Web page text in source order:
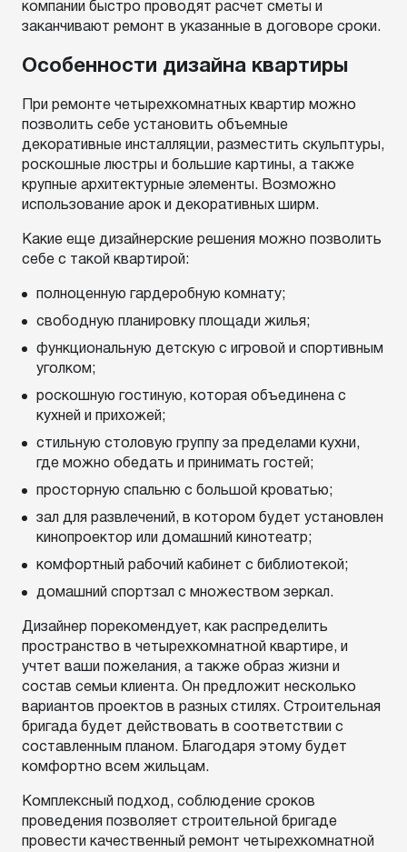
компании быстро проводят расчет сметы и
заканчивают ремонт в указанные в договоре сроки.
Особенности дизайна квартиры
При ремонте четырехкомнатных квартир можно
позволить себе установить объемные
декоративные инсталляции, разместить скульптуры,
роскошные люстры и большие картины, а также
крупные архитектурные элементы. Возможно
использование арок и декоративных ширм.
Какие еще дизайнерские решения можно позволить
себе с такой квартирой:
полноценную гардеробную комнату;
свободную планировку площади жилья;
функциональную детскую с игровой и спортивным
уголком;
роскошную гостиную, которая объединена с
кухней и прихожей;
стильную столовую группу за пределами кухни,
где можно обедать и принимать гостей;
просторную спальню с большой кроватью;
зал для развлечений, в котором будет установлен
кинопроектор или домашний кинотеатр;
комфортный рабочий кабинет с библиотекой;
домашний спортзал с множеством зеркал.
Дизайнер порекомендует, как распределить
пространство в четырехкомнатной квартире, и
учтет ваши пожелания, а также образ жизни и
состав семьи клиента. Он предложит несколько
вариантов проектов в разных стилях. Строительная
бригада будет действовать в соответствии с
составленным планом. Благодаря этому будет
комфортно всем жильцам.
Комплексный подход, соблюдение сроков
проведения позволяет строительной бригаде
провести качественный ремонт четырехкомнатной